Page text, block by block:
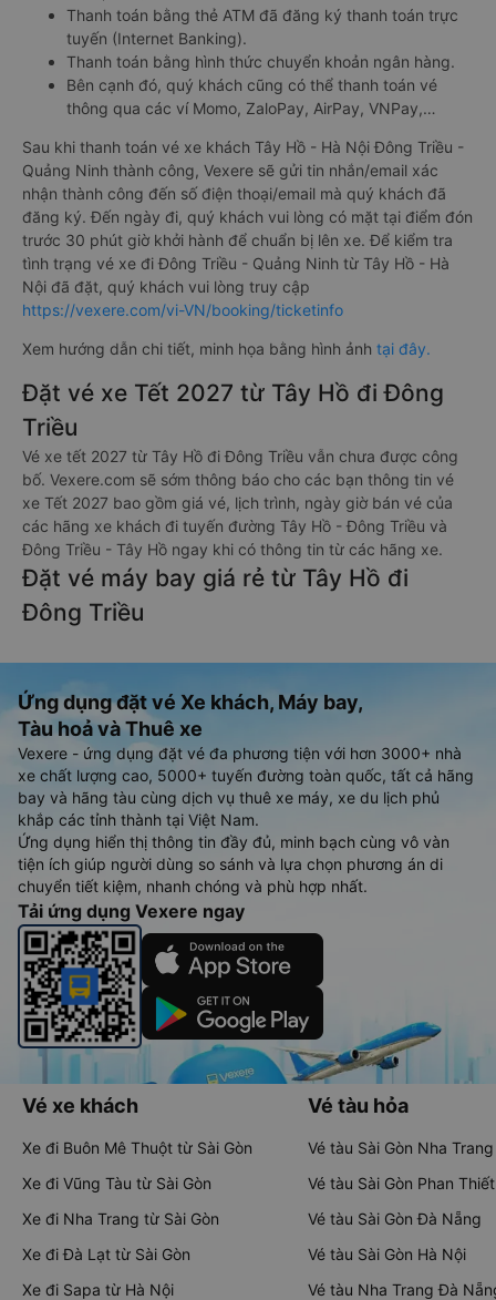
Thanh toán bằng thẻ ATM đã đăng ký thanh toán trực
tuyến (Internet Banking).
Thanh toán bằng hình thức chuyển khoản ngân hàng.
Bên cạnh đó, quý khách cũng có thể thanh toán vé
thông qua các ví Momo, ZaloPay, AirPay, VNPay,…
Sau khi thanh toán vé xe khách Tây Hồ - Hà Nội Đông Triều -
Quảng Ninh thành công, Vexere sẽ gửi tin nhắn/email xác
nhận thành công đến số điện thoại/email mà quý khách đã
đăng ký. Đến ngày đi, quý khách vui lòng có mặt tại điểm đón
trước 30 phút giờ khởi hành để chuẩn bị lên xe. Để kiểm tra
tình trạng vé xe đi Đông Triều - Quảng Ninh từ Tây Hồ - Hà
Nội đã đặt, quý khách vui lòng truy cập
https://vexere.com/vi-VN/booking/ticketinfo
Xem hướng dẫn chi tiết, minh họa bằng hình ảnh tại đây.
Đặt vé xe Tết 2027 từ Tây Hồ đi Đông
Triều
Vé xe tết 2027 từ Tây Hồ đi Đông Triều vẫn chưa được công
bố. Vexere.com sẽ sớm thông báo cho các bạn thông tin vé
xe Tết 2027 bao gồm giá vé, lịch trình, ngày giờ bán vé của
các hãng xe khách đi tuyến đường Tây Hồ - Đông Triều và
Đông Triều - Tây Hồ ngay khi có thông tin từ các hãng xe.
Đặt vé máy bay giá rẻ từ Tây Hồ đi
Đông Triều
Ứng dụng đặt vé Xe khách, Máy bay,
Tàu hoả và Thuê xe
Vexere - ứng dụng đặt vé đa phương tiện với hơn 3000+ nhà
xe chất lượng cao, 5000+ tuyến đường toàn quốc, tất cả hãng
bay và hãng tàu cùng dịch vụ thuê xe máy, xe du lịch phủ
khắp các tỉnh thành tại Việt Nam.
Ứng dụng hiển thị thông tin đầy đủ, minh bạch cùng vô vàn
tiện ích giúp người dùng so sánh và lựa chọn phương án di
chuyển tiết kiệm, nhanh chóng và phù hợp nhất.
Tải ứng dụng Vexere ngay
Vé xe khách
Xe đi Buôn Mê Thuột từ Sài Gòn
Xe đi Vũng Tàu từ Sài Gòn
Xe đi Nha Trang từ Sài Gòn
Xe đi Đà Lạt từ Sài Gòn
Xe đi Sapa từ Hà Nội
Vé tàu hỏa
Vé tàu Sài Gòn Nha Trang
Vé tàu Sài Gòn Phan Thiết
Vé tàu Sài Gòn Đà Nẵng
Vé tàu Sài Gòn Hà Nội
Vé tàu Nha Trang Đà